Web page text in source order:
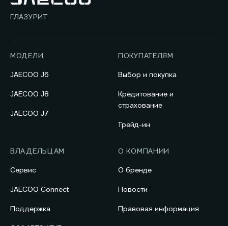
ГЛАЗУРИТ
МОДЕЛИ
JAECOO J6
JAECOO J8
JAECOO J7
ПОКУПАТЕЛЯМ
Выбор и покупка
Кредитование и
страхование
Трейд-ин
ВЛАДЕЛЬЦАМ
Сервис
JAECOO Connect
Поддержка
О КОМПАНИИ
О бренде
Новости
Правовая информация